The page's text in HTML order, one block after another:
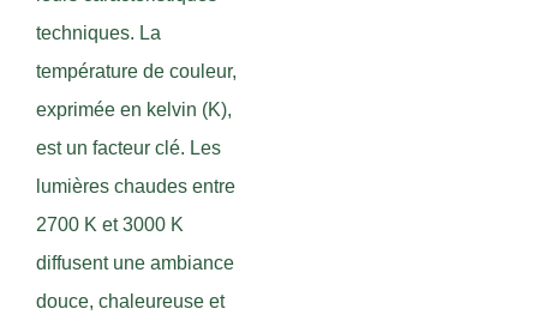
techniques. La
température de couleur,
exprimée en kelvin (K),
est un facteur clé. Les
lumières chaudes entre
2700 K et 3000 K
diffusent une ambiance
douce, chaleureuse et